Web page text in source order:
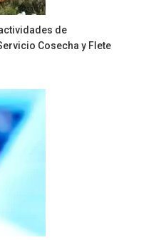
de
Cosecha y Flete